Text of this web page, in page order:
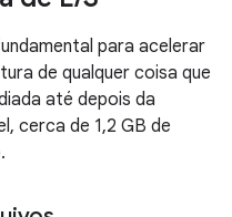
para acelerar
de qualquer coisa que
até depois da
cerca de 1,2 GB de